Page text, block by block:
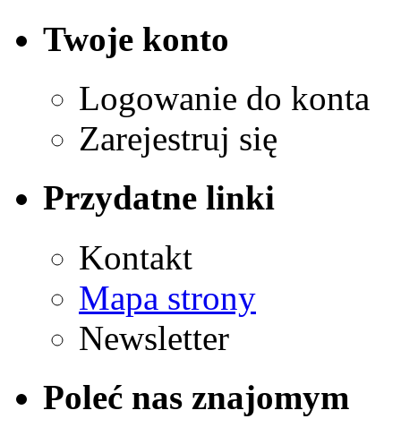
Twoje konto
Logowanie do konta
Zarejestruj się
Przydatne linki
Kontakt
Mapa strony
Newsletter
Poleć nas znajomym